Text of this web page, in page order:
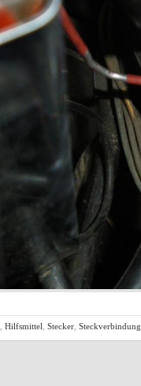
Hilfsmittel Stecker Steckverbindung